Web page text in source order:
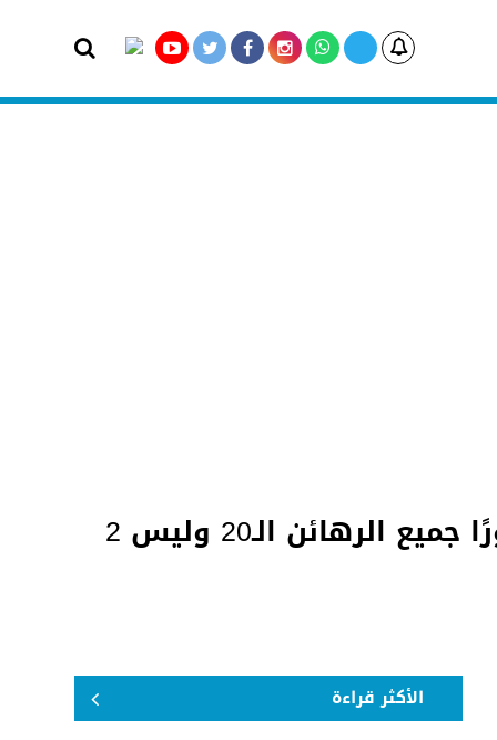
الرئيس الأميركي دونالد ترامب: أقول لحماس أن تعيد فورًا جميع الرهائن الـ20 وليس 2
الأكثر قراءة